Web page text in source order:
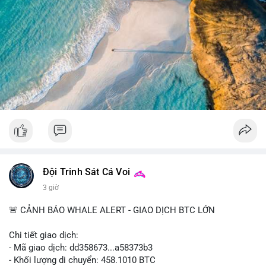
giao dịch này trong vài khối tiếp theo. Nếu BTC vào ví sàn, cần
chuẩn bị cho biến động giá tăng; nếu vào ví lạnh, có thể yên
tâm hơn về xu hướng dài hạn. Không nên hành động vội vàng
dựa trên một giao dịch đơn lẻ, hãy quan sát thêm dòng tiền
trong 24-48 giờ để xác nhận xu hướng.
#52dot09btc #chuyenvilanh #tichluydaihan #mempoolbtc
#giaodichlon
Đội Trinh Sát Cá Voi
3 giờ
🚨 CẢNH BÁO WHALE ALERT - GIAO DỊCH BTC LỚN
Chi tiết giao dịch:
- Mã giao dịch: dd358673...a58373b3
- Khối lượng di chuyển: 458.1010 BTC